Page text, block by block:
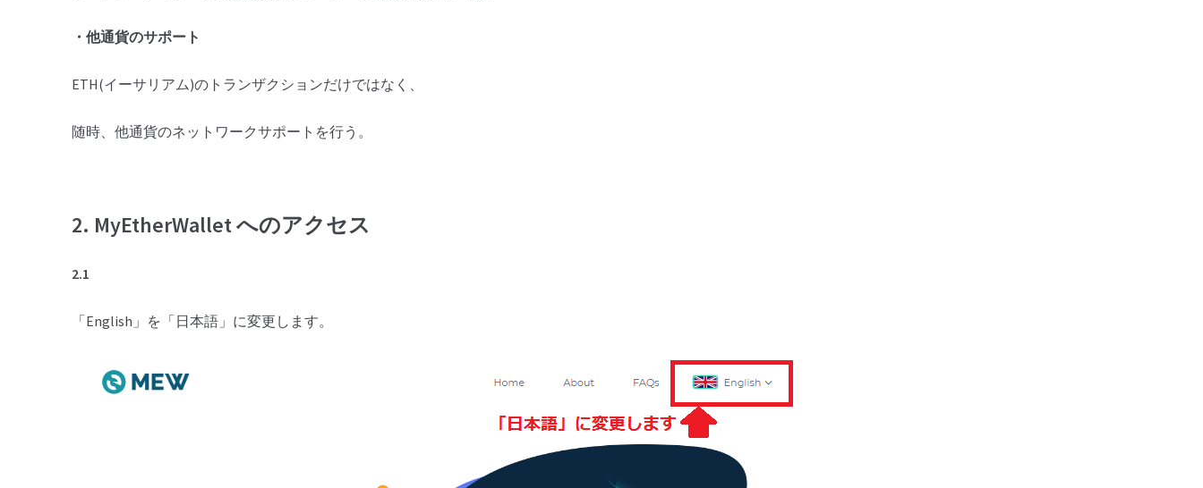
・他通貨のサポート
ETH(イーサリアム)のトランザクションだけではなく、
随時、他通貨のネットワークサポートを行う。
2. MyEtherWalletへのアクセス
2.1
「English」を「日本語」に変更します。